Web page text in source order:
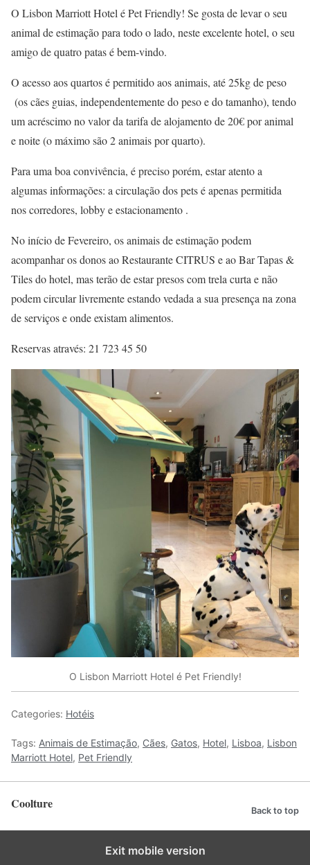
O Lisbon Marriott Hotel é Pet Friendly! Se gosta de levar o seu
animal de estimação para todo o lado, neste excelente hotel, o seu
amigo de quatro patas é bem-vindo.
O acesso aos quartos é permitido aos animais, até 25kg de peso
(os cães guias, independentemente do peso e do tamanho), tendo
um acréscimo no valor da tarifa de alojamento de 20€ por animal
e noite (o máximo são 2 animais por quarto).
Para uma boa convivência, é preciso porém, estar atento a
algumas informações: a circulação dos pets é apenas permitida
nos corredores, lobby e estacionamento .
No início de Fevereiro, os animais de estimação podem
acompanhar os donos ao Restaurante CITRUS e ao Bar Tapas &
Tiles do hotel, mas terão de estar presos com trela curta e não
podem circular livremente estando vedada a sua presença na zona
de serviços e onde existam alimentos.
Reservas através: 21 723 45 50
O Lisbon Marriott Hotel é Pet Friendly!
Categories: Hotéis
Tags: Animais de Estimação, Cães, Gatos, Hotel, Lisboa, Lisbon
Marriott Hotel, Pet Friendly
Coolture Back to top
Exit mobile version